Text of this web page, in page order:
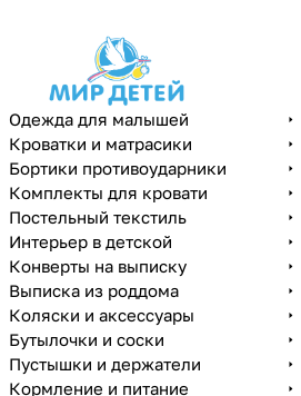
Одежда для малышей
Кроватки и матрасики
Бортики противоударники
Комплекты для кровати
Постельный текстиль
Интерьер в детской
Конверты на выписку
Выписка из роддома
Коляски и аксессуары
Бутылочки и соски
Пустышки и держатели
Кормление и питание